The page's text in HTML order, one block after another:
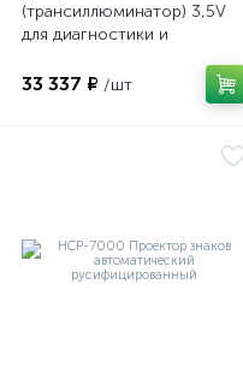
(трансиллюминатор) 3,5V
для диагностики и
структур глазного яблока
33 337 ₽ /шт